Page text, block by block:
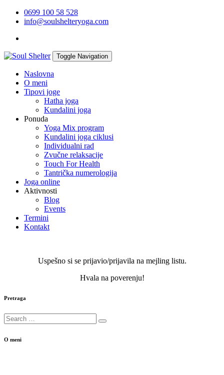
0699 100 58 528
info@soulshelteryoga.com
Toggle Navigation
Naslovna
O meni
Tipovi joge
Hatha joga
Kundalini joga
Ponuda
Yoga Mix program
Kundalini joga ciklusi
Individualni rad
Zvučne relaksacije
Touch For Health
Tantrička numerologija
Joga online
Aktivnosti
Blog
Events
Termini
Kontakt
Uspešno si se prijavio/prijavila na mejling listu.
Hvala na poverenju!
Pretraga
O meni